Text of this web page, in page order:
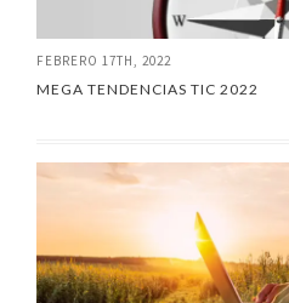
FEBRERO 17TH, 2022
MEGA TENDENCIAS TIC 2022